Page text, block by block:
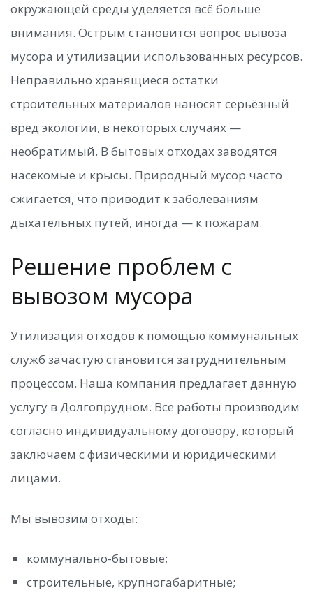
окружающей среды уделяется всё больше
внимания. Острым становится вопрос вывоза
мусора и утилизации использованных ресурсов.
Неправильно хранящиеся остатки
строительных материалов наносят серьёзный
вред экологии, в некоторых случаях —
необратимый. В бытовых отходах заводятся
насекомые и крысы. Природный мусор часто
сжигается, что приводит к заболеваниям
дыхательных путей, иногда — к пожарам.
Решение проблем с
вывозом мусора
Утилизация отходов к помощью коммунальных
служб зачастую становится затруднительным
процессом. Наша компания предлагает данную
услугу в Долгопрудном. Все работы производим
согласно индивидуальному договору, который
заключаем с физическими и юридическими
лицами.
Мы вывозим отходы:
коммунально-бытовые;
строительные, крупногабаритные;